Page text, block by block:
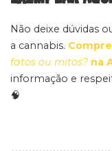
Não deixe dúvidas
a cannabis.
fatos ou mitos? na
informação e
🧠